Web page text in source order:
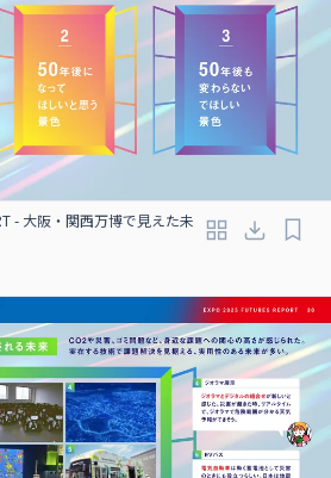
- 大阪・関西万博で見えた未